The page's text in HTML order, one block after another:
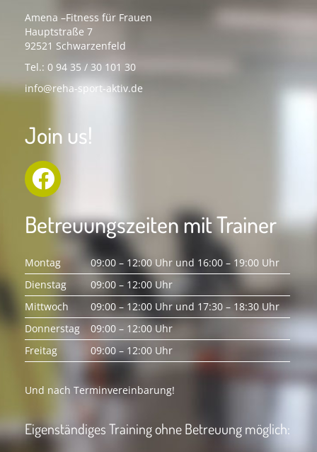
Amena –Fitness für Frauen
Hauptstraße 7
92521 Schwarzenfeld
Tel.: 0 94 35 / 30 101 30
info@reha-sport-aktiv.de
Join us!
Betreuungszeiten mit Trainer
Montag
09:00 – 12:00 Uhr und 16:00 – 19:00 Uhr
Dienstag
09:00 – 12:00 Uhr
Mittwoch
09:00 – 12:00 Uhr und 17:30 – 18:30 Uhr
Donnerstag
09:00 – 12:00 Uhr
Freitag
09:00 – 12:00 Uhr
Und nach Terminvereinbarung!
Eigenständiges Training ohne Betreuung möglich: